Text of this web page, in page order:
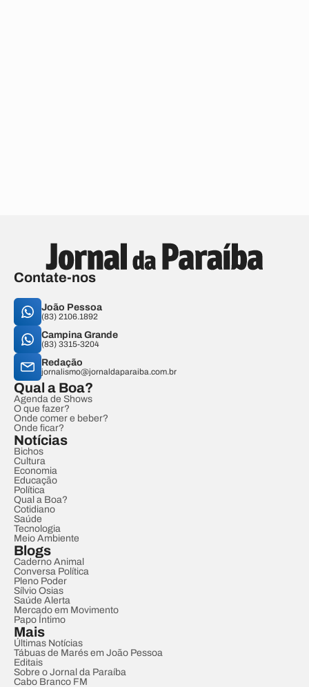
Contate-nos
João Pessoa
(83) 2106.1892
Campina Grande
(83) 3315-3204
Redação
jornalismo@jornaldaparaiba.com.br
Qual a Boa?
Agenda de Shows
O que fazer?
Onde comer e beber?
Onde ficar?
Notícias
Bichos
Cultura
Economia
Educação
Política
Qual a Boa?
Cotidiano
Saúde
Tecnologia
Meio Ambiente
Blogs
Caderno Animal
Conversa Política
Pleno Poder
Sílvio Osias
Saúde Alerta
Mercado em Movimento
Papo Íntimo
Mais
Últimas Notícias
Tábuas de Marés em João Pessoa
Editais
Sobre o Jornal da Paraíba
Cabo Branco FM